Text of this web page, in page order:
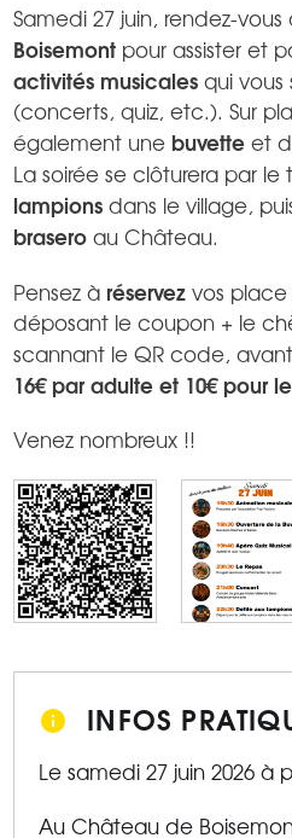
Samedi 27 juin, rendez-
Boisemont pour assister et
activités musicalesqui vous
(concerts, quiz, etc.). Sur
également une buvetteet
La soirée se clôturera par
lampions dans le village,
braseroau Château.
Pensez à réservez vos
déposant le coupon + le
scannant le QR code,
16€ par adulte et 10€ pour
Venez nombreux !!
INFOS
Le samedi 27 juin 2026 à
Au Château de